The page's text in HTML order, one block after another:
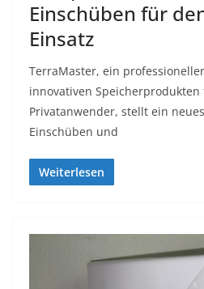
Einschüben für
Einsatz
TerraMaster, ein
innovativen
Privatanwender, stellt ein
Einschüben und
Weiterlesen